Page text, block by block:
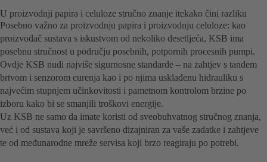
U proizvodnji papira i celuloze stručno znanje itekako čini razliku
Posebno važno za proizvodnju papira i proizvodnju celuloze: kao
proizvođač sustava s iskustvom od nekoliko desetljeća, KSB ima
posebnu stručnost u području posebnih, potpornih procesnih pumpi.
Ovdje KSB nudi najviše sigurnosne standarde – na zahtjev s tandem
brtvom i senzorom curenja kao i po njima usklađenu hidrauliku s
najvećim stupnjem učinkovitosti i pametnom kontrolom brzine po
izboru kako bi se smanjili troškovi energije.
Uz KSB ne samo da imate koristi od sveobuhvatnog stručnog znanja,
već i od sustava koji je savršeno dizajniran za vaše zadatke i zahtjeve
te od međunarodne mreže servisa koji brzo reagiraju po potrebi.